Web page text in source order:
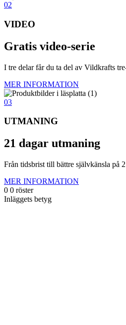
02
VIDEO
Gratis video-serie
I tre delar får du ta del av Vildkrafts
MER INFORMATION
03
UTMANING
21 dagar utmaning
Från tidsbrist till bättre självkänsla på
MER INFORMATION
0 0 röster
Inläggets betyg